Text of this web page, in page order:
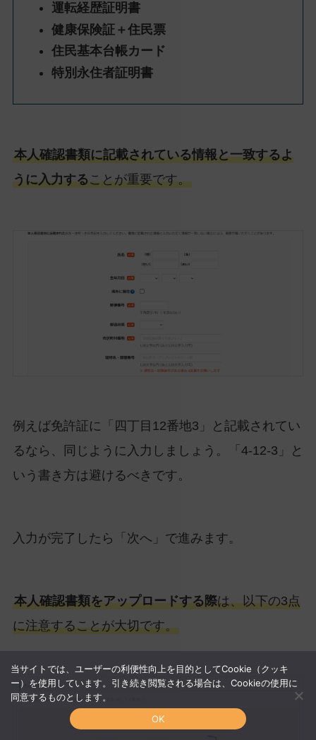
運転経歴証明書
健康保険証＋住民票
住民基本台帳カード
特別永住者証明書
本人確認書類に記載されている情報と一致するよ
うに入力することが重要です。
例えば免許証に「四丁目12番地3」と記載されてい
るなら、同じように入力しましょう。「4-12-3」と
いう書き方は避けるべきです。
入力が完了したら「次へ」で進みます。
本人確認書類をアップロードする際は、以下の3点
に注意することが大切です。
当サイトでは、ユーザーの利便性向上を目的としてCookie（クッキ
ー）を使用しています。引き続き閲覧される場合は、Cookieの使用に
同意するものとします。
OK